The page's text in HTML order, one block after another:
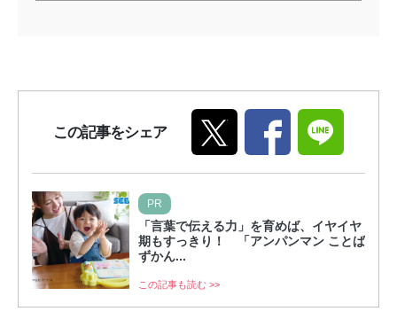
この記事をシェア
PR
「言葉で伝える力」を育めば、イヤイヤ
期もすっきり！ 「アンパンマン ことば
ずかん...
この記事も読む >>